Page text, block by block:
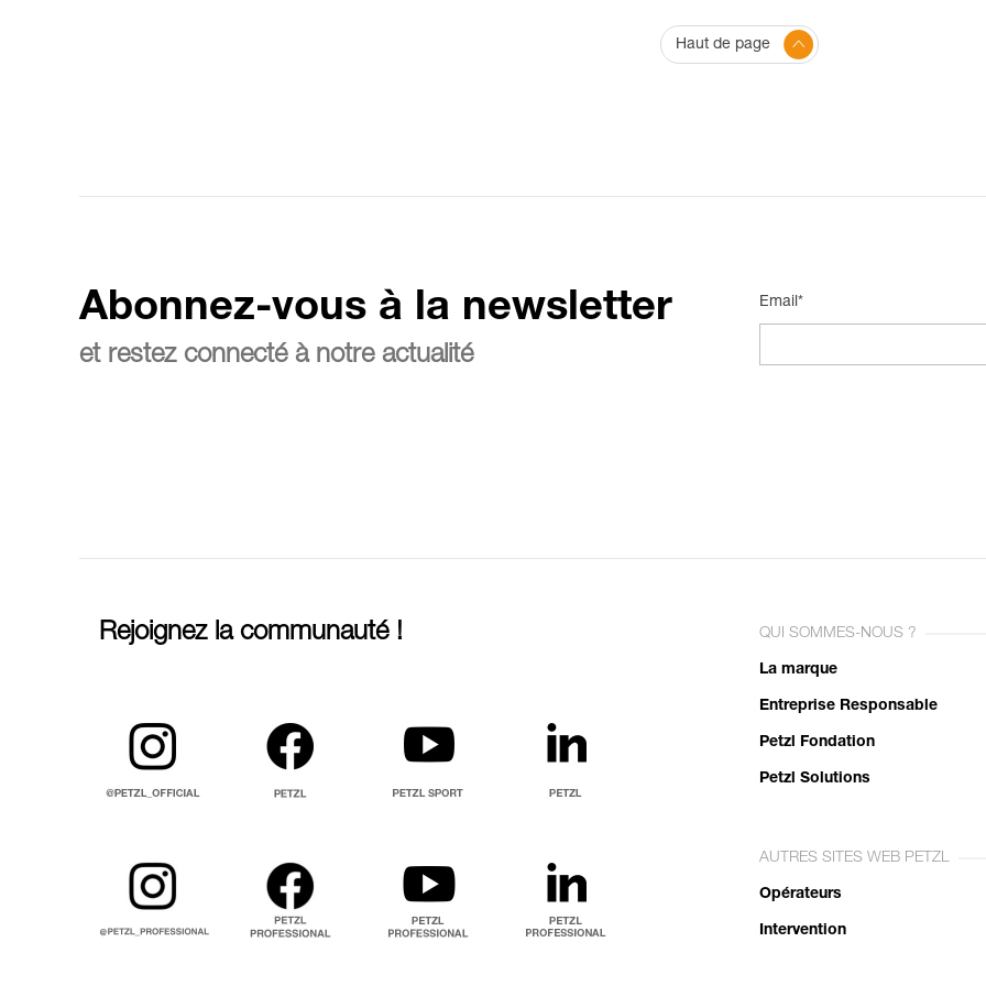
Haut de page
Abonnez-vous à la newsletter
et restez connecté à notre actualité
Email*
Rejoignez la communauté ! QUI SOMMES-NOUS ?
La marque
Entreprise Responsable
Petzl Fondation
Petzl Solutions
AUTRES SITES WEB PETZL
Opérateurs
Intervention